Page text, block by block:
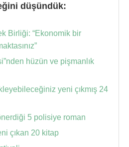
düşündük:
Birliği: “Ekonomik bir
hüzün ve pişmanlık
yeni çıkmış 24
5 polisiye roman
çıkan 20 kitap